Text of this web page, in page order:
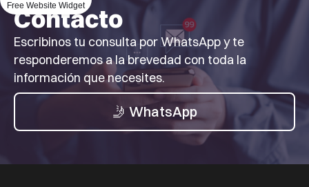
Contacto
Escribinos tu consulta por WhatsApp y te
responderemos a la brevedad con toda la
información que necesites.
🤳 WhatsApp
Free Website Widget